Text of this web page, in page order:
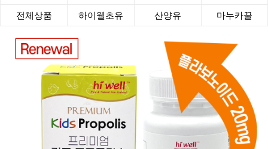
전체상품 하이웰초유 산양유 마누카꿀